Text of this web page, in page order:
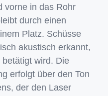
vorne in das Rohr
durch einen
Platz. Schüsse
akustisch erkannt,
wird. Die
erfolgt über den Ton
der den Laser